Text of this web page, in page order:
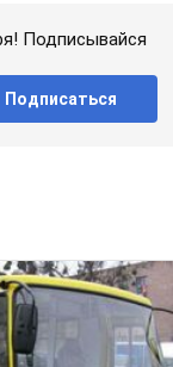
Подписывайся
Подписаться